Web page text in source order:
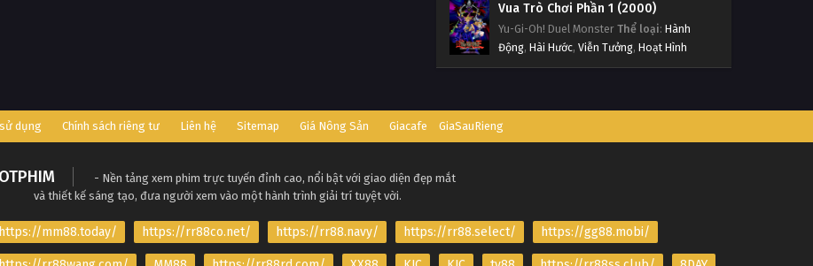
Vua Trò Chơi Phần 1 (2000)
Yu-Gi-Oh! Duel Monster Thể loại: Hành
Động, Hài Hước, Viễn Tưởng, Hoạt Hình
dụng Chính sách riêng tư Liên hệ Sitemap Giá Nông Sản Giacafe GiaSauRieng
- Nền tảng xem phim trực tuyến đỉnh cao, nổi bật với giao diện đẹp mắt
và thiết kế sáng tạo, đưa người xem vào một hành trình giải trí tuyệt vời.
https://mm88.today/ https://rr88co.net/ https://rr88.navy/ https://rr88.select/ https://gg88.mobi/